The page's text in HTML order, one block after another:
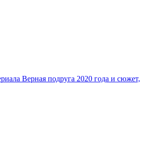
Верная подруга 2020 года и сюжет,